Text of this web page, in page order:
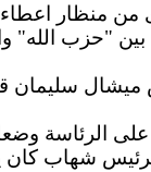
منظار اعطاء
بين "حزب
سليمان
على
شهاب كان